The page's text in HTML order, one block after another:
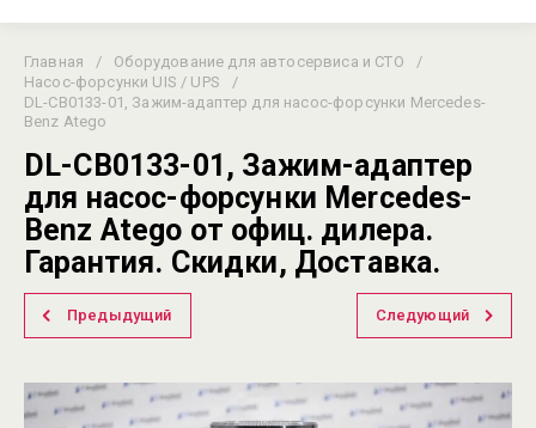
Главная / Оборудование для автосервиса и СТО
/
Насос-форсунки UIS / UPS
/
DL-CB0133-01, Зажим-адаптер для насос-форсунки Mercedes-
Benz Atego
DL-CB0133-01, Зажим-адаптер
для насос-форсунки Mercedes-
Benz Atego от офиц. дилера.
Гарантия. Скидки, Доставка.
Предыдущий Следующий